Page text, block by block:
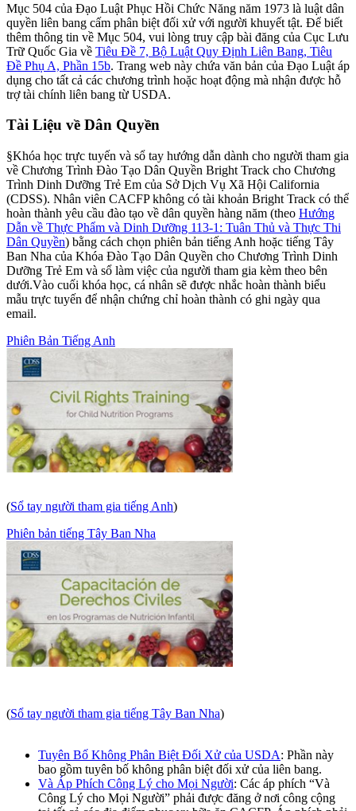
Mục 504 của Đạo Luật Phục Hồi Chức Năng năm 1973 là luật dân
quyền liên bang cấm phân biệt đối xử với người khuyết tật. Để biết
thêm thông tin về Mục 504, vui lòng truy cập bài đăng của Cục Lưu
Trữ Quốc Gia về Tiêu Đề 7, Bộ Luật Quy Định Liên Bang, Tiêu
Đề Phụ A, Phần 15b. Trang web này chứa văn bản của Đạo Luật áp
dụng cho tất cả các chương trình hoặc hoạt động mà nhận được hỗ
trợ tài chính liên bang từ USDA.
Tài Liệu về Dân Quyền
§Khóa học trực tuyến và sổ tay hướng dẫn dành cho người tham gia
về Chương Trình Đào Tạo Dân Quyền Bright Track cho Chương
Trình Dinh Dưỡng Trẻ Em của Sở Dịch Vụ Xã Hội California
(CDSS). Nhân viên CACFP không có tài khoản Bright Track có thể
hoàn thành yêu cầu đào tạo về dân quyền hàng năm (theo Hướng
Dẫn về Thực Phẩm và Dinh Dưỡng 113-1: Tuân Thủ và Thực Thi
Dân Quyền) bằng cách chọn phiên bản tiếng Anh hoặc tiếng Tây
Ban Nha của Khóa Đào Tạo Dân Quyền cho Chương Trình Dinh
Dưỡng Trẻ Em và sổ làm việc của người tham gia kèm theo bên
dưới.Vào cuối khóa học, cá nhân sẽ được nhắc hoàn thành biểu
mẫu trực tuyến để nhận chứng chỉ hoàn thành có ghi ngày qua
email.
Phiên Bản Tiếng Anh
(Sổ tay người tham gia tiếng Anh)
Phiên bản tiếng Tây Ban Nha
(Sổ tay người tham gia tiếng Tây Ban Nha)
Tuyên Bố Không Phân Biệt Đối Xử của USDA: Phần này
bao gồm tuyên bố không phân biệt đối xử của liên bang.
Và Áp Phích Công Lý cho Mọi Người: Các áp phích “Và
Công Lý cho Mọi Người” phải được đăng ở nơi công cộng